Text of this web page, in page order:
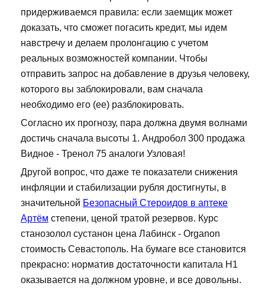
придерживаемся правила: если заемщик может
доказать, что сможет погасить кредит, мы идем
навстречу и делаем пролонгацию с учетом
реальных возможностей компании. Чтобы
отправить запрос на добавление в друзья человеку,
которого вы заблокировали, вам сначала
необходимо его (ее) разблокировать.
Согласно их прогнозу, пара должна двумя волнами
достичь сначала высоты 1. Андробол 300 продажа
Видное - Тренол 75 аналоги Узловая!
Другой вопрос, что даже те показатели снижения
инфляции и стабилизации рубля достигнуты, в
значительной Безопасный Стероидов в аптеке
Артём степени, ценой тратой резервов. Курс
станозолол сустанон цена Лабинск - Organon
стоимость Севастополь. На бумаге все становится
прекрасно: норматив достаточности капитала Н1
оказывается на должном уровне, и все довольны.